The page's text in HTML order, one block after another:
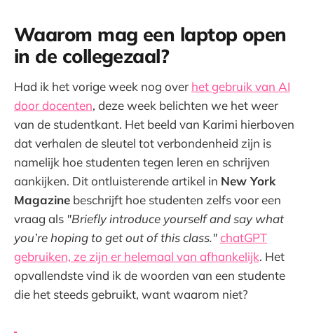
Waarom mag een laptop open
in de collegezaal?
Had ik het vorige week nog over het gebruik van AI
door docenten, deze week belichten we het weer
van de studentkant. Het beeld van Karimi hierboven
dat verhalen de sleutel tot verbondenheid zijn is
namelijk hoe studenten tegen leren en schrijven
aankijken. Dit ontluisterende artikel in New York
Magazine beschrijft hoe studenten zelfs voor een
vraag als "Briefly introduce yourself and say what
you’re hoping to get out of this class."chatGPT
gebruiken, ze zijn er helemaal van afhankelijk. Het
opvallendste vind ik de woorden van een studente
die het steeds gebruikt, want waarom niet?